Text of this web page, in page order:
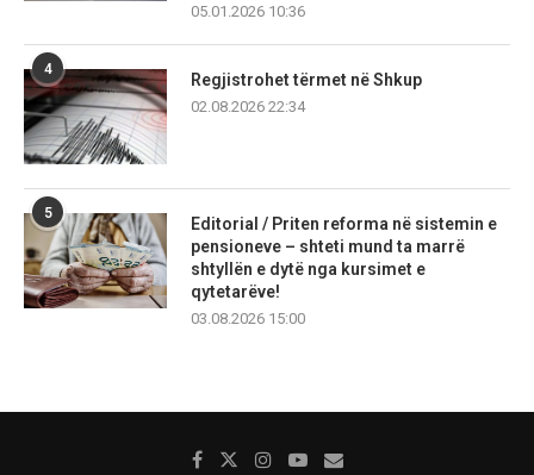
05.01.2026 10:36
4
Regjistrohet tërmet në Shkup
02.08.2026 22:34
5
Editorial / Priten reforma në sistemin e
pensioneve – shteti mund ta marrë
shtyllën e dytë nga kursimet e
qytetarëve!
03.08.2026 15:00